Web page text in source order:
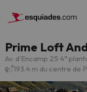
Prime Loft
Av. d’Encamp 25 4ª
193.4 m du centre de